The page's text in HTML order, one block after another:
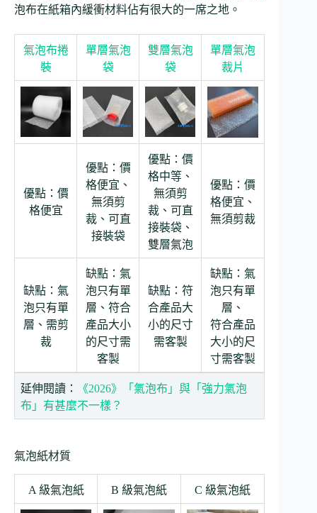
泡布在紙箱內緩衝材料佔有很大的一席之地。
氣泡布捲
裝
單層氣泡
袋
雙層氣泡
袋
單層氣泡
裁片
優點：價
格便宜
優點：價
格便宜、
無須剪
裁、可直
接裝袋
優點：價
格中等、
無須剪
裁、可直
接裝袋、
雙層氣泡
優點：價
格便宜、
無須剪裁
缺點：氣
泡只有單
層、需剪
裁
缺點：氣
泡只有單
層、符合
產品大小
的尺寸需
客製
缺點：符
合產品大
小的尺寸
需客製
缺點：氣
泡只有單
層、
符合產品
大小的尺
寸需客製
延伸閱讀：
《2026》「氣泡布」與「強力氣泡
布」有甚麼不一樣？
氣泡紙材質
A 級氣泡紙 B 級氣泡紙 C 級氣泡紙